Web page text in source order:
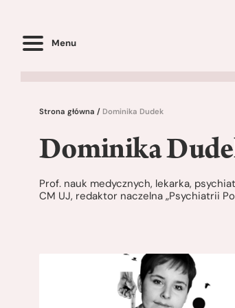
Menu
Strona główna / Dominika Dudek
Dominika
Prof. nauk medycznych, lekarka,
CM UJ, redaktor naczelna „Psychiatrii